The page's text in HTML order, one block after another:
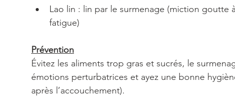
Lao lin : lin par le surmenage (miction
fatigue)
Prévention
Évitez les aliments trop gras et sucrés, le
émotions perturbatrices et ayez une bonne
après l’accouchement).